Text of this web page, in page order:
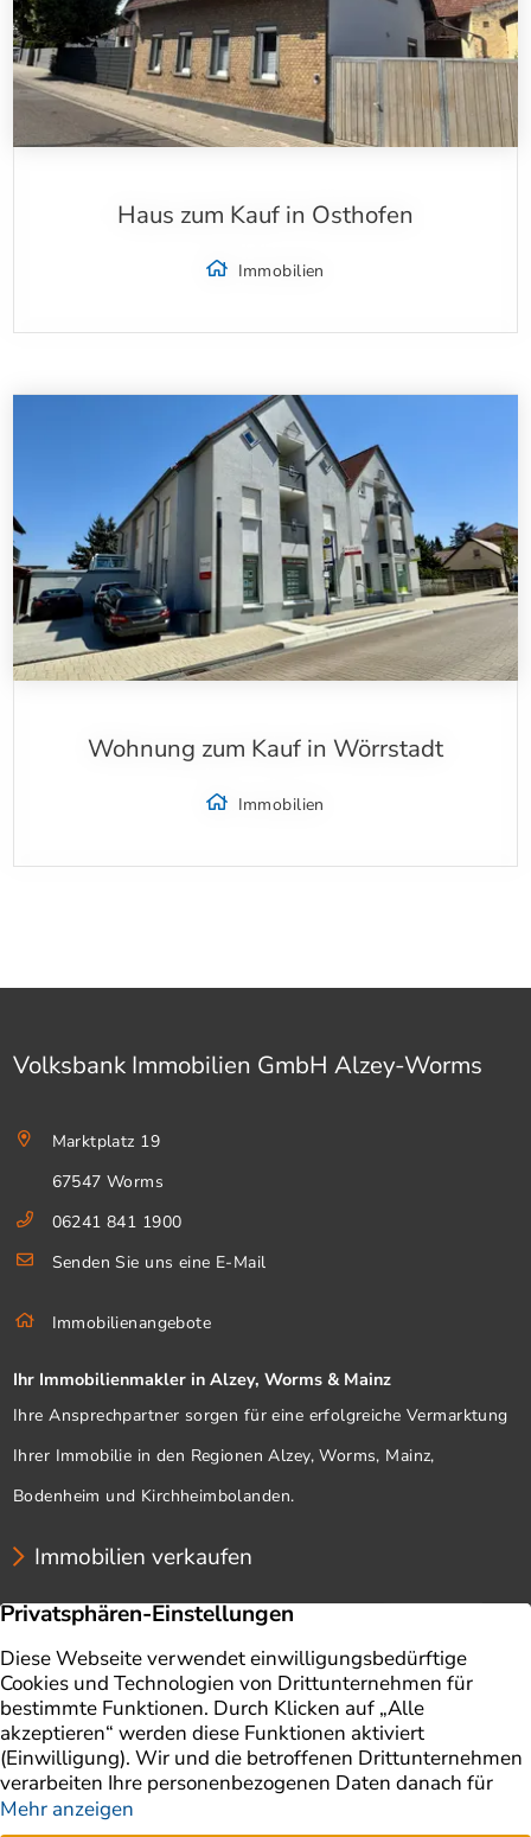
Haus zum Kauf in Osthofen
Immobilien
Wohnung zum Kauf in Wörrstadt
Immobilien
Volksbank Immobilien GmbH Alzey-Worms
Marktplatz 19
67547 Worms
06241 841 1900
Senden Sie uns eine E-Mail
Immobilienangebote
Ihr Immobilienmakler in Alzey, Worms & Mainz
Ihre Ansprechpartner sorgen für eine erfolgreiche Vermarktung
Ihrer Immobilie in den Regionen Alzey, Worms, Mainz,
Bodenheim und Kirchheimbolanden.
Immobilien verkaufen
Unternehmen
Immobilie verkaufen
Ratgeber
Immobilienbewertung
Impressum
Aktuelles
Datenschutz
Finanzierung
AGB
Referenzen